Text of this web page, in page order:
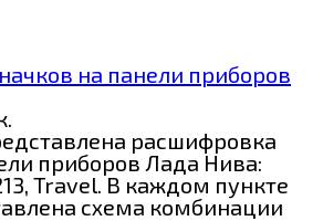
на панели приборов
расшифровка
приборов Лада Нива:
Travel. В каждом пункте
схема комбинации